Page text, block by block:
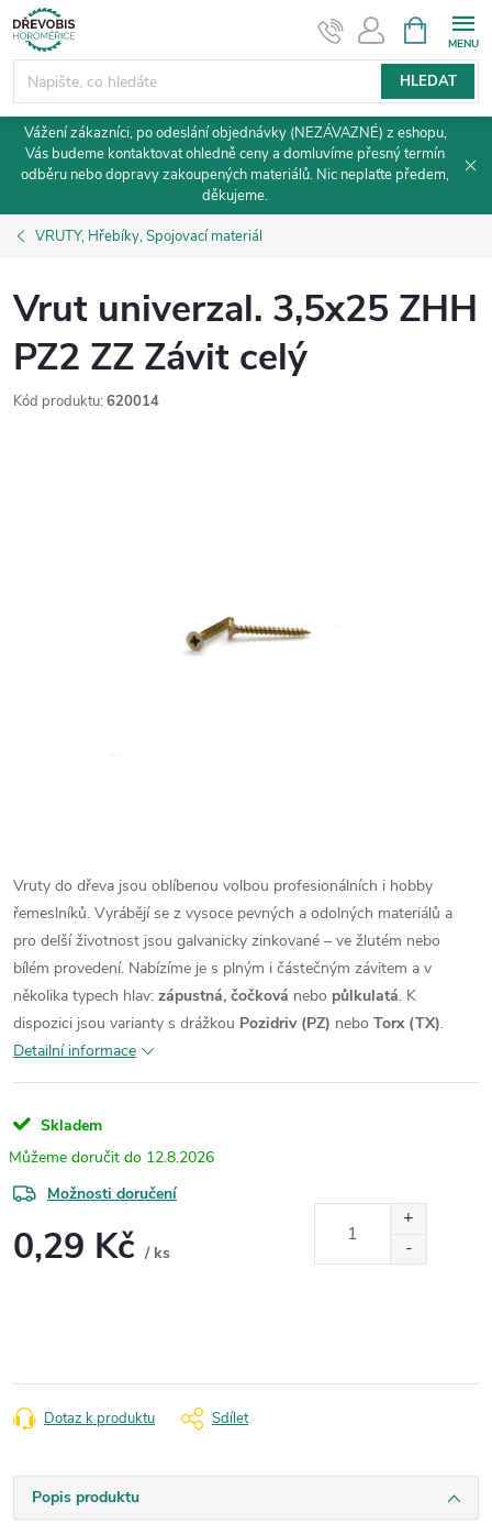
Přejít
na
obsah
HLEDAT
NÁKUPNÍ
KOŠÍK
Vážení zákazníci, po odeslání objednávky (NEZÁVAZNÉ) z eshopu,
Vás budeme kontaktovat ohledně ceny a domluvíme přesný termín
odběru nebo dopravy zakoupených materiálů. Nic neplaťte předem,
děkujeme.
VRUTY, Hřebíky, Spojovací materiál
Vrut univerzal. 3,5x25 ZHH
PZ2 ZZ Závit celý
Kód produktu: 620014
Vruty do dřeva jsou oblíbenou volbou profesionálních i hobby
řemeslníků. Vyrábějí se z vysoce pevných a odolných materiálů a
pro delší životnost jsou galvanicky zinkované – ve žlutém nebo
bílém provedení. Nabízíme je s plným i částečným závitem a v
několika typech hlav: zápustná, čočková nebo půlkulatá. K
dispozici jsou varianty s drážkou Pozidriv (PZ) nebo Torx (TX).
Detailní informace
Skladem
12.8.2026
Možnosti doručení
0,29 Kč / ks
Dotaz k produktu Sdílet
Popis produktu